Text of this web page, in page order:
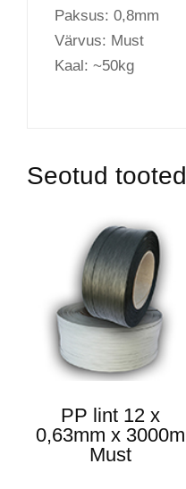
Paksus: 0,8mm
Värvus: Must
Kaal: ~50kg
Seotud tooted
PP lint 12 x
0,63mm x 3000m
Must